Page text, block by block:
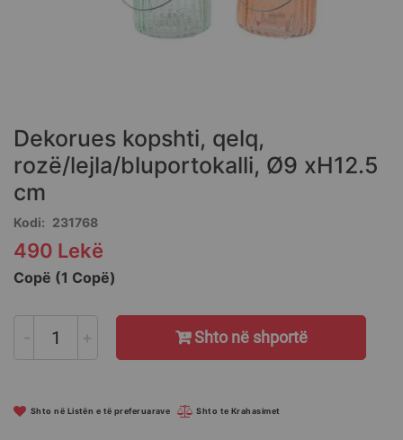
beginning
of
the
images
gallery
Dekorues kopshti, qelq,
rozë/lejla/bluportokalli, Ø9 xH12.5
cm
Kodi 231768
490 Lekë
Copë (1 Copë)
- + Shto në shportë
Shto në Listën e të preferuarave Shto te Krahasimet